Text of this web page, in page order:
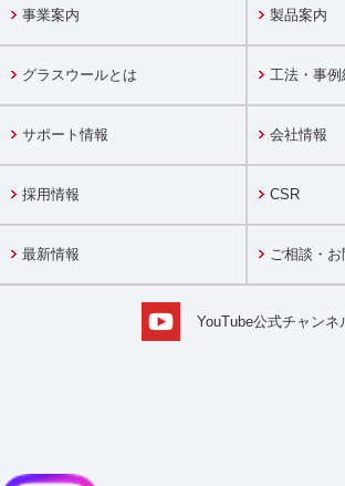
事業案内 製品案内
グラスウールとは 工法・事例
サポート情報 会社情報
採用情報 CSR
最新情報 ご相談・
YouTube公式チャンネ